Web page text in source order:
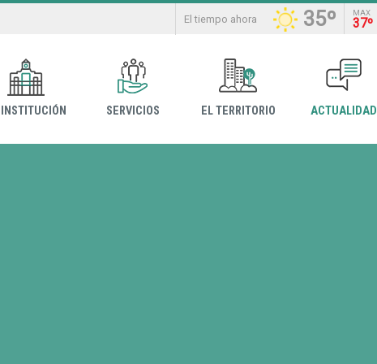
El tiempo ahora 35º MAX
37º
SERVICIOS EL TERRITORIO ACTUALIDAD